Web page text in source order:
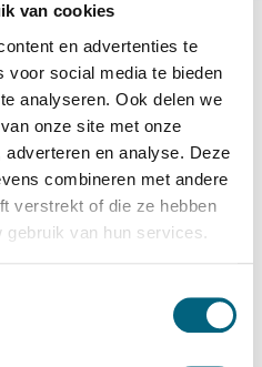
van cookies
en advertenties te
voor social media te bieden
analyseren. Ook delen we
onze site met onze
en analyse. Deze
combineren met andere
verstrekt of die ze hebben
van hun services.
De Raat DRS Prisma II/6
Moderne officieel ECB-S
gecertificeerde inbraakw...